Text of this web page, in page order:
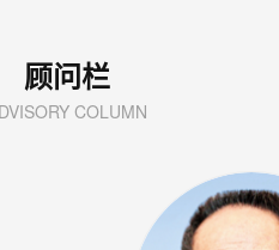
顾问栏
COLUMN